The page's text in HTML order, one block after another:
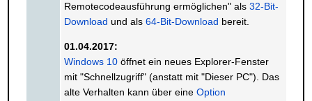
Remotecodeausführung ermöglichen" als 32-Bit-
Download und als 64-Bit-Download bereit.
01.04.2017:
Windows 10öffnet ein neues Explorer-Fenster
mit "Schnellzugriff" (anstatt mit "Dieser PC"). Das
alte Verhalten kann über eine Option